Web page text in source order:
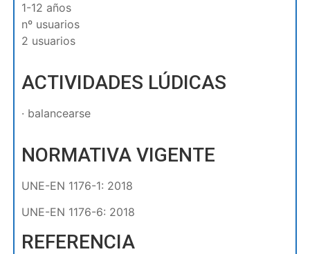
1-12 años
nº usuarios
2 usuarios
ACTIVIDADES LÚDICAS
· balancearse
NORMATIVA VIGENTE
UNE-EN 1176-1: 2018
UNE-EN 1176-6: 2018
REFERENCIA